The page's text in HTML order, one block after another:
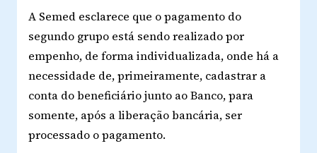
A Semed esclarece que o pagamento do
segundo grupo está sendo realizado por
empenho, de forma individualizada, onde há a
necessidade de, primeiramente, cadastrar a
conta do beneficiário junto ao Banco, para
somente, após a liberação bancária, ser
processado o pagamento.